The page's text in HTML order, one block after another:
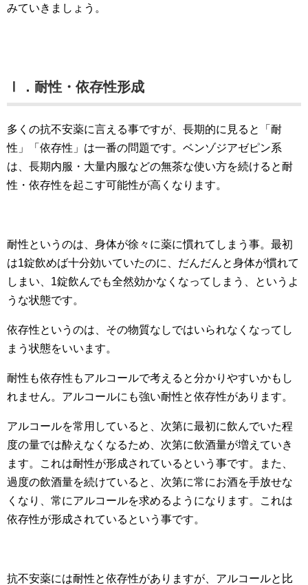
みていきましょう。
Ⅰ．耐性・依存性形成
多くの抗不安薬に言える事ですが、長期的に見ると「耐
性」「依存性」は一番の問題です。ベンゾジアゼピン系
は、長期内服・大量内服などの無茶な使い方を続けると耐
性・依存性を起こす可能性が高くなります。
耐性というのは、身体が徐々に薬に慣れてしまう事。最初
は1錠飲めば十分効いていたのに、だんだんと身体が慣れて
しまい、1錠飲んでも全然効かなくなってしまう、というよ
うな状態です。
依存性というのは、その物質なしではいられなくなってし
まう状態をいいます。
耐性も依存性もアルコールで考えると分かりやすいかもし
れません。アルコールにも強い耐性と依存性があります。
アルコールを常用していると、次第に最初に飲んでいた程
度の量では酔えなくなるため、次第に飲酒量が増えていき
ます。これは耐性が形成されているという事です。また、
過度の飲酒量を続けていると、次第に常にお酒を手放せな
くなり、常にアルコールを求めるようになります。これは
依存性が形成されているという事です。
抗不安薬には耐性と依存性がありますが、アルコールと比